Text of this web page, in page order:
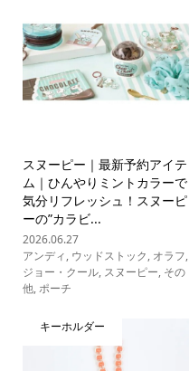
スヌーピー｜最新予約アイテ
ム｜ひんやりミントカラーで
気分リフレッシュ！スヌーピ
ーの”カラビ...
2026.06.27
アンディ, ウッドストック, オラフ,
ジョー・クール, スヌーピー, その
他,ポーチ
キーホルダー